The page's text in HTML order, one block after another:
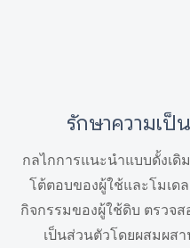
รักษาความเป็
กลไกการแนะนำแบบดั้งเ
โต้ตอบของผู้ใช้และโมเด
กิจกรรมของผู้ใช้ดิบ ตรวจ
เป็นส่วนตัวโดยผสมผส